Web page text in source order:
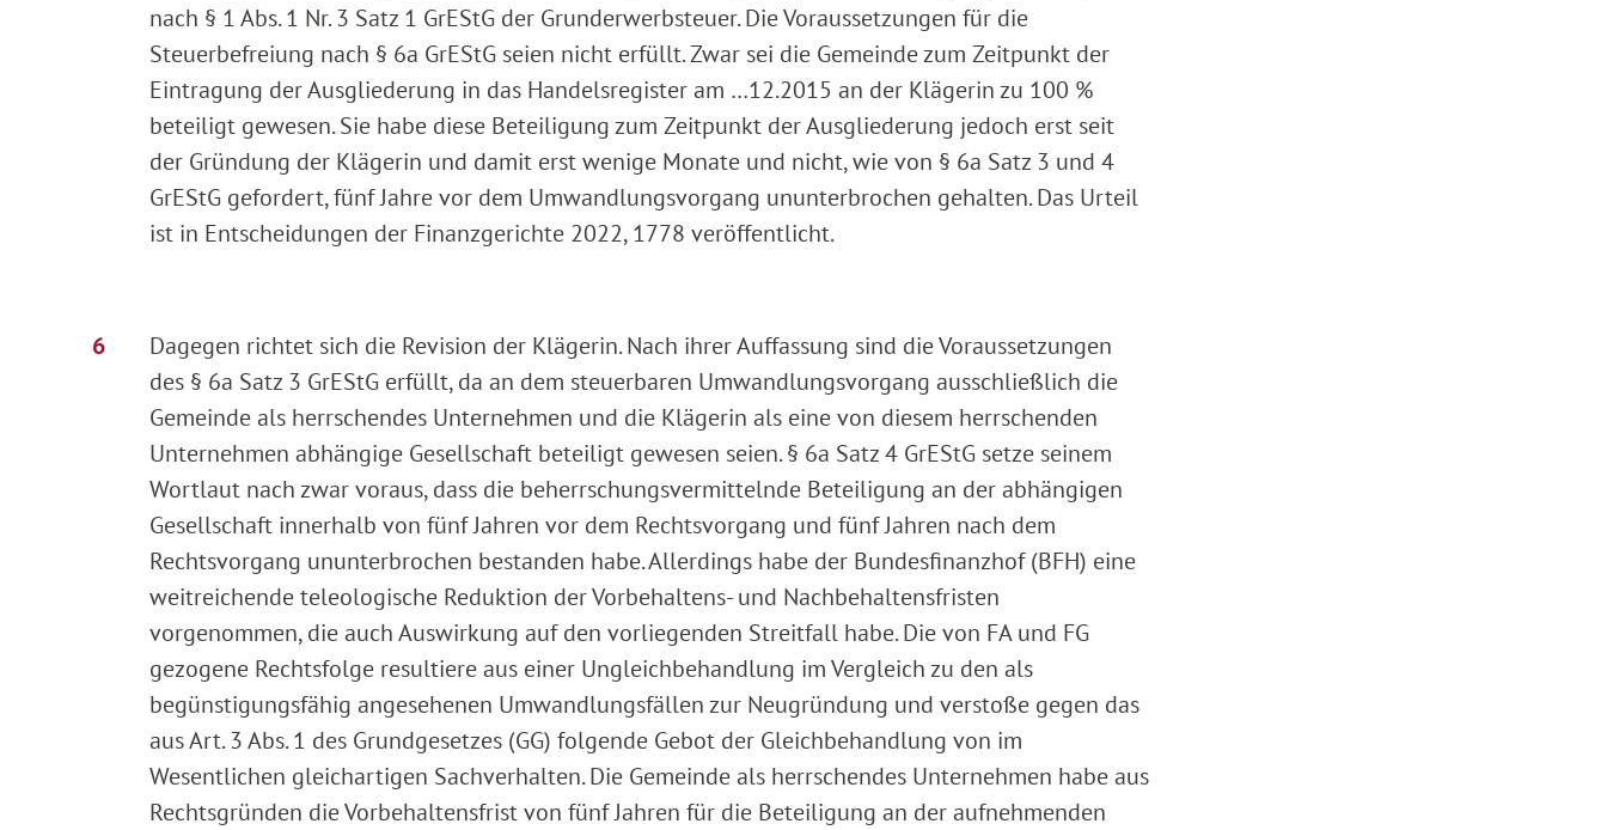
nach § 1 Abs. 1 Nr. 3 Satz 1 GrEStG der Grunderwerbsteuer. Die Voraussetzungen für die
Steuerbefreiung nach § 6a GrEStG seien nicht erfüllt. Zwar sei die Gemeinde zum Zeitpunkt der
Eintragung der Ausgliederung in das Handelsregister am …12.2015 an der Klägerin zu 100 %
beteiligt gewesen. Sie habe diese Beteiligung zum Zeitpunkt der Ausgliederung jedoch erst seit
der Gründung der Klägerin und damit erst wenige Monate und nicht, wie von § 6a Satz 3 und 4
GrEStG gefordert, fünf Jahre vor dem Umwandlungsvorgang ununterbrochen gehalten. Das Urteil
ist in Entscheidungen der Finanzgerichte 2022, 1778 veröffentlicht.
Dagegen richtet sich die Revision der Klägerin. Nach ihrer Auffassung sind die Voraussetzungen
des § 6a Satz 3 GrEStG erfüllt, da an dem steuerbaren Umwandlungsvorgang ausschließlich die
Gemeinde als herrschendes Unternehmen und die Klägerin als eine von diesem herrschenden
Unternehmen abhängige Gesellschaft beteiligt gewesen seien. § 6a Satz 4 GrEStG setze seinem
Wortlaut nach zwar voraus, dass die beherrschungsvermittelnde Beteiligung an der abhängigen
Gesellschaft innerhalb von fünf Jahren vor dem Rechtsvorgang und fünf Jahren nach dem
Rechtsvorgang ununterbrochen bestanden habe. Allerdings habe der Bundesfinanzhof (BFH) eine
weitreichende teleologische Reduktion der Vorbehaltens- und Nachbehaltensfristen
vorgenommen, die auch Auswirkung auf den vorliegenden Streitfall habe. Die von FA und FG
gezogene Rechtsfolge resultiere aus einer Ungleichbehandlung im Vergleich zu den als
begünstigungsfähig angesehenen Umwandlungsfällen zur Neugründung und verstoße gegen das
aus Art. 3 Abs. 1 des Grundgesetzes (GG) folgende Gebot der Gleichbehandlung von im
Wesentlichen gleichartigen Sachverhalten. Die Gemeinde als herrschendes Unternehmen habe aus
Rechtsgründen die Vorbehaltensfrist von fünf Jahren für die Beteiligung an der aufnehmenden